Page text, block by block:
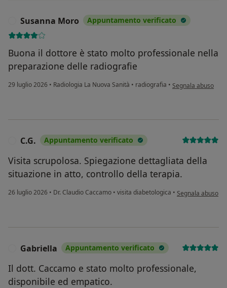
Susanna Moro Appuntamento verificato
Buona il dottore è stato molto professionale nella
preparazione delle radiografie
29 luglio 2026 • Radiologia La Nuova Sanità • radiografia • secondo
Segnala abuso
C.G. Appuntamento verificato
Visita scrupolosa. Spiegazione dettagliata della
situazione in atto, controllo della terapia.
26 luglio 2026 • Dr. Claudio Caccamo • visita diabetologica • secondo
Segnala abuso
Gabriella Appuntamento verificato
Il dott. Caccamo e stato molto professionale,
disponibile ed empatico.